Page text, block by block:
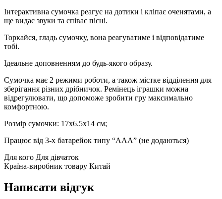
Інтерактивна сумочка реагує на дотики і кліпає оченятами, а
ще видає звуки та співає пісні.
Торкайся, гладь сумочку, вона реагуватиме і відповідатиме
тобі.
Ідеальне доповненням до будь-якого образу.
Сумочка має 2 режими роботи, а також містке відділення для
зберігання різних дрібничок. Ремінець іграшки можна
відрегулювати, що допоможе зробити гру максимально
комфортною.
Розмір сумочки: 17х6.5х14 см;
Працює від 3-х батарейок типу “ААА” (не додаються)
Для кого Для дівчаток
Країна-виробник товару Китай
Написати відгук